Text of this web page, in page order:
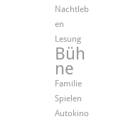
Nachtleb
en
Lesung
Büh
ne
Familie
Spielen
Autokino